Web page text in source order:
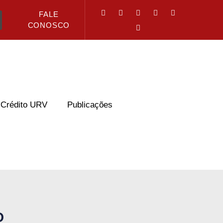
FALE
CONOSCO
Crédito URV Publicações